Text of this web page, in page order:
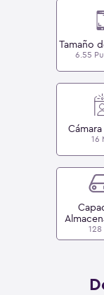
Tamaño
6.55
16
128